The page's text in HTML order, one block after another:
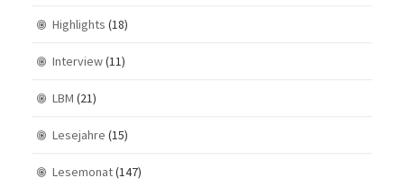
Highlights (18)
Interview(11)
LBM (21)
Lesejahre (15)
Lesemonat(147)